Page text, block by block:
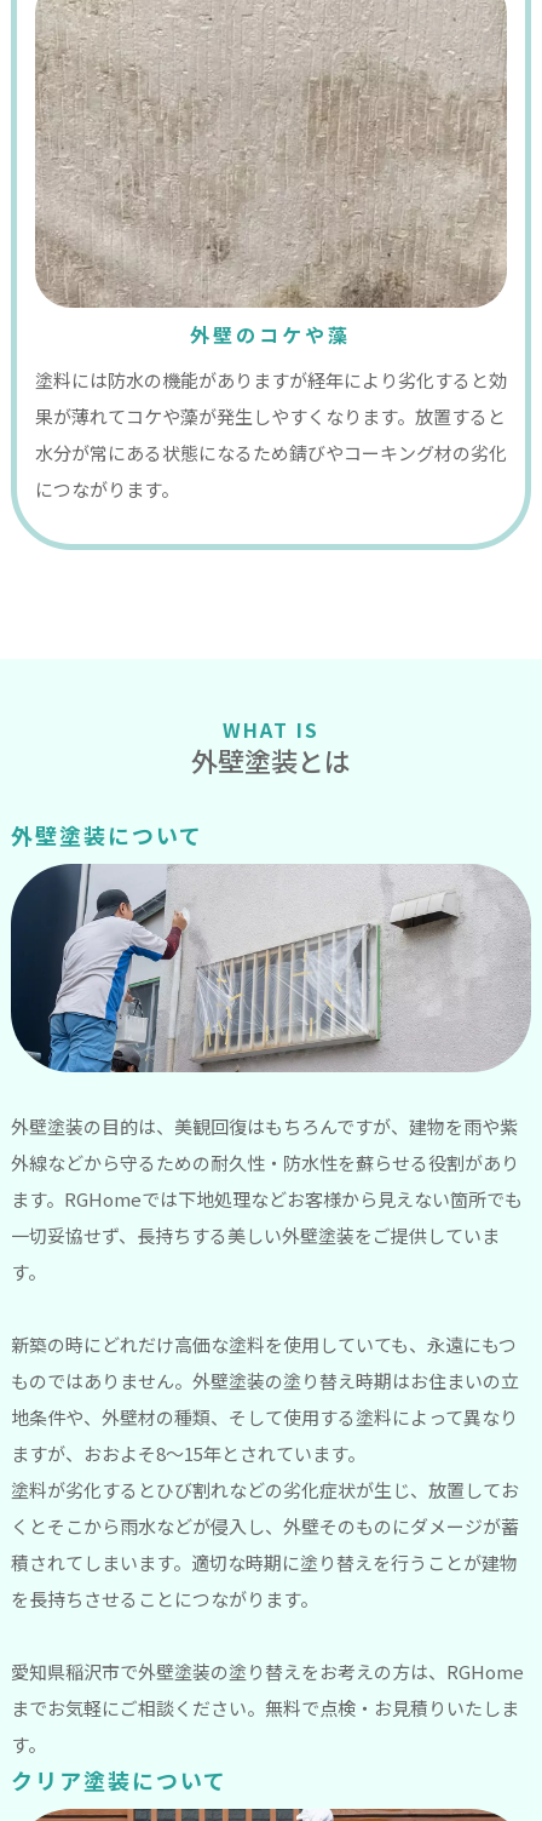
外壁のコケや藻
塗料には防水の機能がありますが経年により劣化すると効
果が薄れてコケや藻が発生しやすくなります。放置すると
水分が常にある状態になるため錆びやコーキング材の劣化
につながります。
WHAT IS
外壁塗装とは
外壁塗装について
外壁塗装の目的は、美観回復はもちろんですが、建物を雨や紫
外線などから守るための耐久性・防水性を蘇らせる役割があり
ます。RGHomeでは下地処理などお客様から見えない箇所でも
一切妥協せず、長持ちする美しい外壁塗装をご提供していま
す。
新築の時にどれだけ高価な塗料を使用していても、永遠にもつ
ものではありません。外壁塗装の塗り替え時期はお住まいの立
地条件や、外壁材の種類、そして使用する塗料によって異なり
ますが、おおよそ8～15年とされています。
塗料が劣化するとひび割れなどの劣化症状が生じ、放置してお
くとそこから雨水などが侵入し、外壁そのものにダメージが蓄
積されてしまいます。適切な時期に塗り替えを行うことが建物
を長持ちさせることにつながります。
愛知県稲沢市で外壁塗装の塗り替えをお考えの方は、RGHome
までお気軽にご相談ください。無料で点検・お見積りいたしま
す。
クリア塗装について